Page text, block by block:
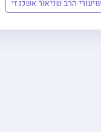
שיעורי הרב שניאור אשכנזי